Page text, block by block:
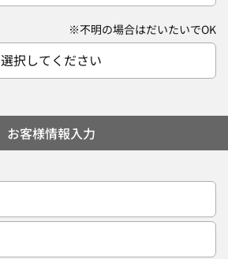
※不明の場合はだいたいでOK
選択してください
お客様情報入力